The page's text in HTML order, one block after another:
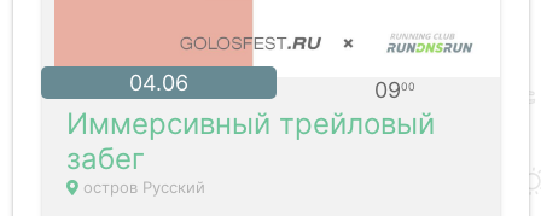
04.06 0900
Иммерсивный трейловый
забег
остров Русский